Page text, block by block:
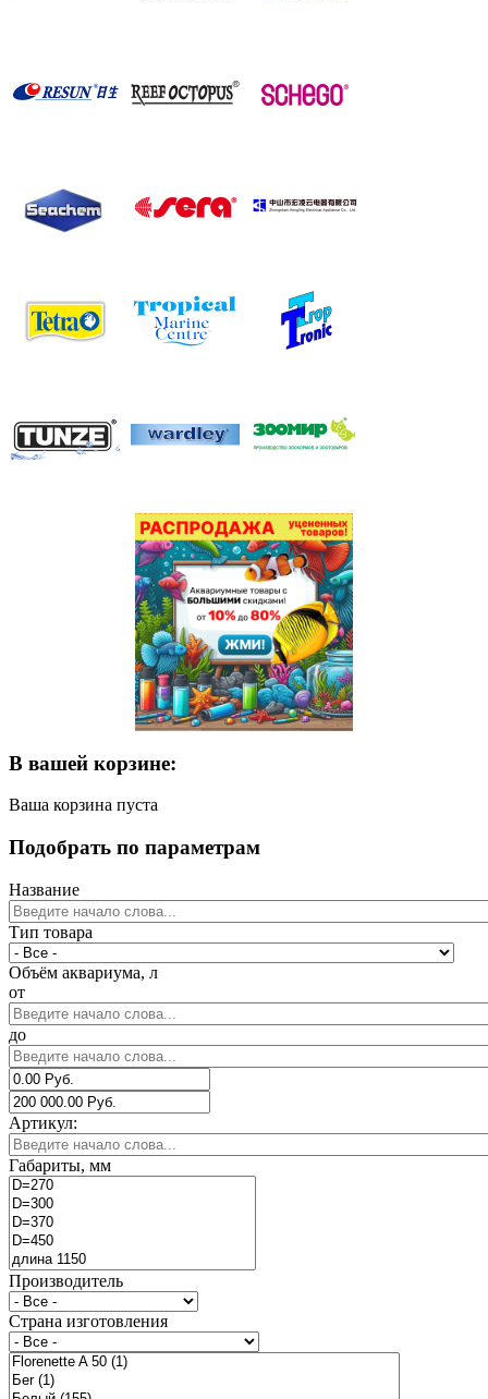
В вашей корзине:
Ваша корзина пуста
Подобрать по параметрам
Название
Тип товара
Объём аквариума, л
от
до
Артикул:
Габариты, мм
Производитель
Страна изготовления